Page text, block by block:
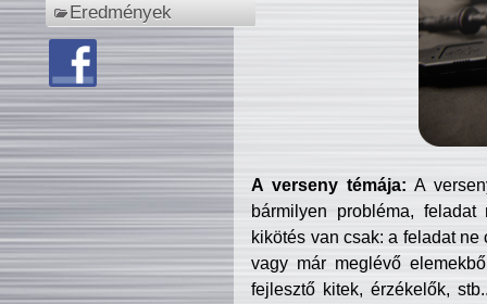
Eredmények
A verseny témája: A
bármilyen probléma, feladat
kikötés van csak: a feladat
vagy már meglévő
fejlesztő kitek, érzékelők,